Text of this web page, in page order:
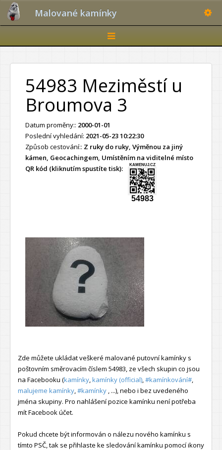
Malované kamínky
Toggle
navigation
54983 Meziměstí u
Broumova 3
Datum proměny:: 2000-01-01
Poslední vyhledání: 2021-05-23 10:22:30
Způsob cestování:: Z ruky do ruky, Výměnou za jiný
kámen, Geocachingem, Umístěním na viditelné místo
QR kód (kliknutím spustíte tisk):
KAMENUJ.CZ
54983
Zde můžete ukládat veškeré malované putovní kamínky s
poštovním směrovacím číslem 54983, ze všech skupin co jsou
na Facebooku (kamínky kamínky (official) #kamínkování#
malujeme kamínky #kamínky , ...), nebo i bez uvedeného
jména skupiny. Pro nahlášení pozice kamínku není potřeba
mít Facebook účet.
Pokud chcete být informován o nálezu nového kamínku s
tímto PSČ, tak se přihlaste ke sledování kamínku pomocí ikony